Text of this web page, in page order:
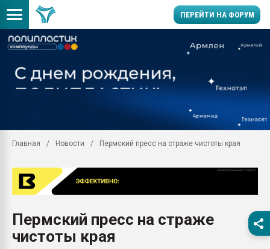
ПЕРЕЙТИ НА ФОРУМ
заводу пластмасс"
Помощь в подборе
Вакуум-формовочные
первый план в
Главная Новости Пермский пресс на страже чистоты края
Пермский пресс на страже
чистоты края